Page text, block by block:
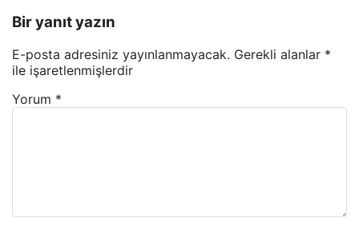
Bir yanıt yazın
E-posta adresiniz yayınlanmayacak. Gerekli alanlar *
ile işaretlenmişlerdir
Yorum *